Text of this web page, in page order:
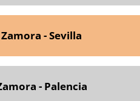
Zamora - Sevilla
- Palencia